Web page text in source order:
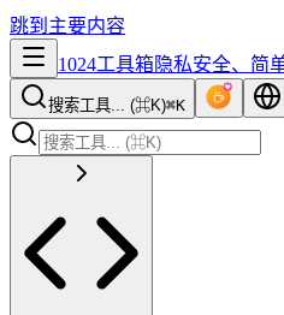
跳到主要内容
1024工具箱隐私安全、简
搜索工具... (⌘K)⌘K